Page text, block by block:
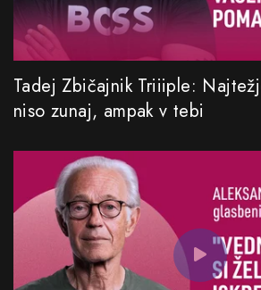
Tadej Zbičajnik Triiiple:
niso zunaj, ampak v tebi